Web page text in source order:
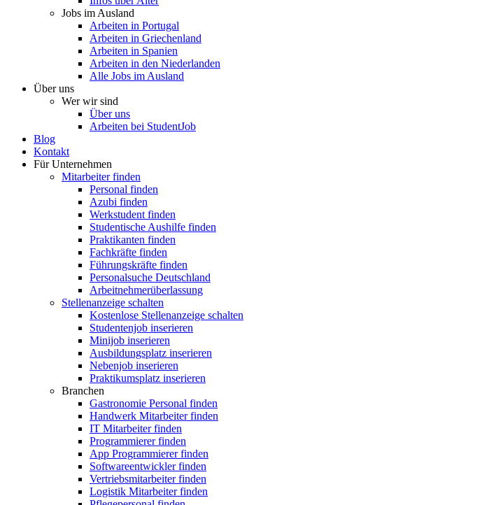
Jobs im Ausland
Arbeiten in Portugal
Arbeiten in Griechenland
Arbeiten in Spanien
Arbeiten in den Niederlanden
Alle Jobs im Ausland
Über uns
Wer wir sind
Über uns
Arbeiten bei StudentJob
Blog
Kontakt
Für Unternehmen
Mitarbeiter finden
Personal finden
Azubi finden
Werkstudent finden
Studentische Aushilfe finden
Praktikanten finden
Fachkräfte finden
Führungskräfte finden
Personalsuche Deutschland
Arbeitnehmerüberlassung
Stellenanzeige schalten
Kostenlose Stellenanzeige schalten
Studentenjob inserieren
Minijob inserieren
Ausbildungsplatz inserieren
Nebenjob inserieren
Praktikumsplatz inserieren
Branchen
Gastronomie Personal finden
Handwerk Mitarbeiter finden
IT Mitarbeiter finden
Programmierer finden
App Programmierer finden
Softwareentwickler finden
Vertriebsmitarbeiter finden
Logistik Mitarbeiter finden